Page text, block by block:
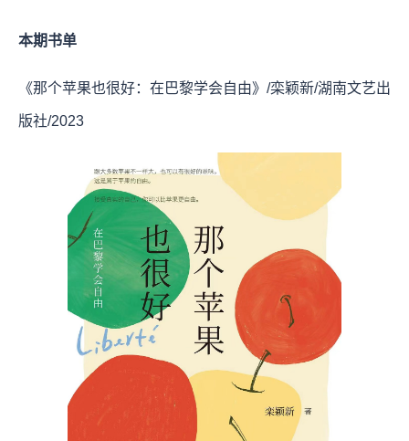
本期书单
《那个苹果也很好：在巴黎学会自由》/栾颖新/湖南文艺出
版社/2023